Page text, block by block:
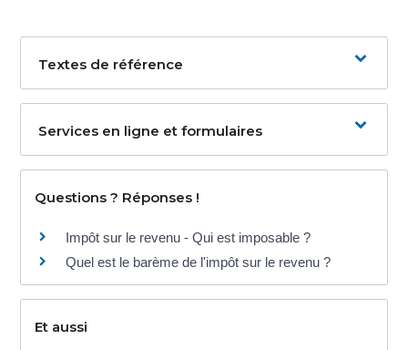
Textes de référence
Services en ligne et formulaires
Questions ? Réponses !
Impôt sur le revenu - Qui est imposable ?
Quel est le barème de l'impôt sur le revenu ?
Et aussi